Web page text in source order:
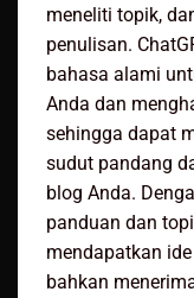
meneliti topik,
penulisan.
bahasa alami
Anda dan
sehingga dapat
sudut pandang
blog Anda.
panduan dan
mendapatkan
bahkan